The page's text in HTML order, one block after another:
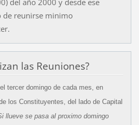
del año 2000 y desde ese
de reunirse minimo
las Reuniones?
tercer domingo de cada mes, en
los Constituyentes, del lado de Capital
llueve se pasa al proximo domingo